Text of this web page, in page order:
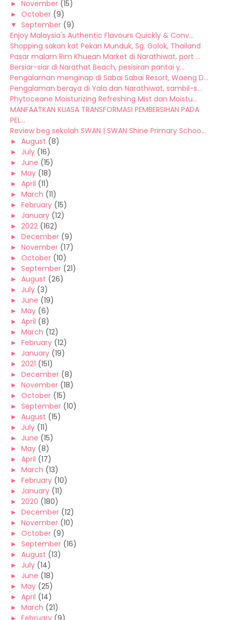
► November (15)
► October (9)
▼ September (9)
Enjoy Malaysia's Authentic Flavours Quickly & Conv...
Shopping sakan kat Pekan Munduk, Sg. Golok, Thailand
Pasar malam Rim Khuean Market di Narathiwat, port ...
Bersiar-siar di Narathat Beach, pesisiran pantai y...
Pengalaman menginap di Sabai Sabai Resort, Waeng D...
Pengalaman beraya di Yala dan Narathiwat, sambil-s...
Phytoceane Moisturizing Refreshing Mist dan Moistu...
MANFAATKAN KUASA TRANSFORMASI PEMBERSIHAN PADA
PEL...
Review beg sekolah SWAN | SWAN Shine Primary Schoo...
► August (8)
► July (16)
► June (15)
► May (18)
► April (11)
► March (11)
► February (15)
► January (12)
► 2022 (162)
► December (9)
► November (17)
► October (10)
► September (21)
► August (26)
► July (3)
► June (19)
► May (6)
► April (8)
► March (12)
► February (12)
► January (19)
► 2021 (151)
► December (8)
► November (18)
► October (15)
► September (10)
► August (15)
► July (11)
► June (15)
► May (8)
► April (17)
► March (13)
► February (10)
► January (11)
► 2020 (180)
► December (12)
► November (10)
► October (9)
► September (16)
► August (13)
► July (14)
► June (18)
► May (25)
► April (14)
► March (21)
► February (9)